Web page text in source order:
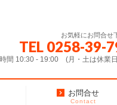
お気軽にお問合せ
TEL 0258-39-
間 10:30 - 19:00 (月・土は休業日
お問合せ
Contact